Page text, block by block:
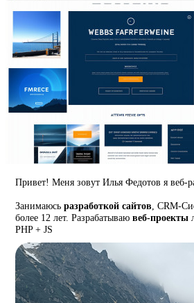
Привет! Меня зовут Илья Федотов я веб-
Занимаюсьразработкой сайтов , CRM-
более 12 лет. Разрабатываювеб-проекты
PHP + JS